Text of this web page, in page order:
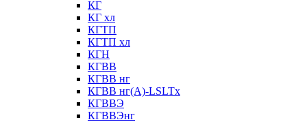
КГ
КГ хл
КГТП
КГТП хл
КГН
КГВВ
КГВВ нг
КГВВ нг(А)-LSLTx
КГВВЭ
КГВВЭнг